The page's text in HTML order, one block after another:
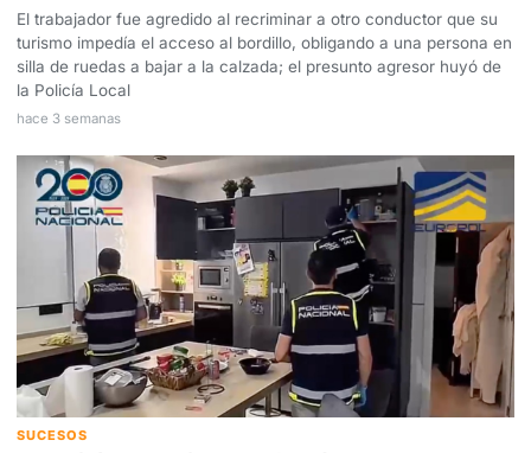
El trabajador fue agredido al recriminar a otro conductor que su
turismo impedía el acceso al bordillo, obligando a una persona en
silla de ruedas a bajar a la calzada; el presunto agresor huyó de
la Policía Local
hace 3 semanas
SUCESOS